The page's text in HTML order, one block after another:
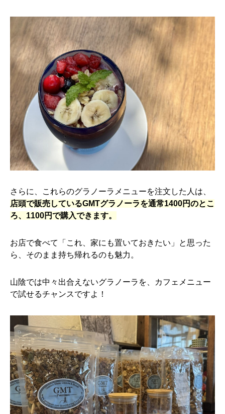
さらに、これらのグラノーラメニューを注文した人は、
店頭で販売しているGMTグラノーラを通常1400円のとこ
ろ、1100円で購入できます。
お店で食べて「これ、家にも置いておきたい」と思った
ら、そのまま持ち帰れるのも魅力。
山陰では中々出合えないグラノーラを、カフェメニュー
で試せるチャンスですよ！